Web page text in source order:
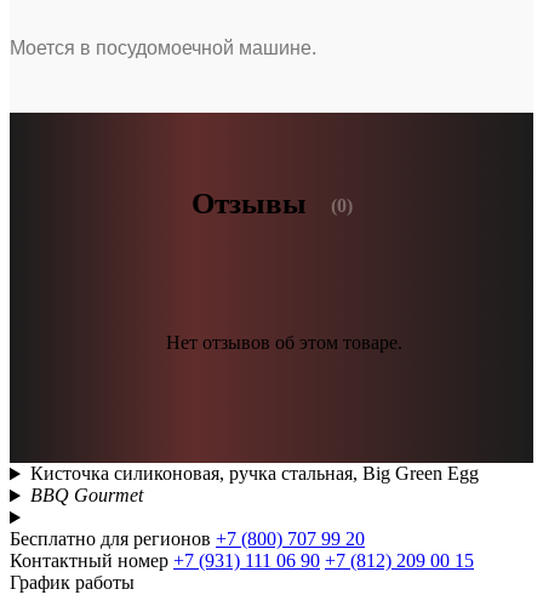
Моется в посудомоечной машине.
Отзывы (0)
Нет отзывов об этом товаре.
Кисточка силиконовая, ручка стальная, Big Green Egg
BBQ Gourmet
Бесплатно для регионов +7 (800) 707 99 20
Контактный номер +7 (931) 111 06 90 +7 (812) 209 00 15
График работы